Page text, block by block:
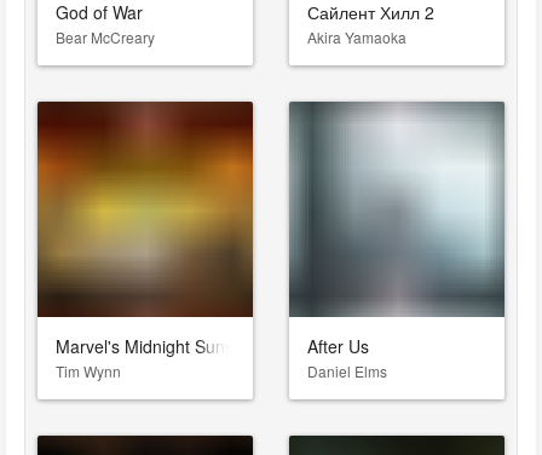
God of War
Bear McCreary
Сайлент Хилл 2
Akira Yamaoka
Marvel's Midnight Suns
Tim Wynn
After Us
Daniel Elms